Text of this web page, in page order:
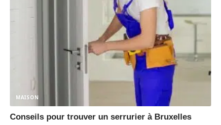
MAISON
Conseils pour trouver un serrurier à Bruxelles